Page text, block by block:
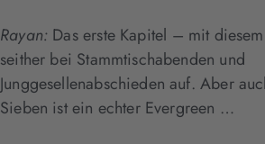
Rayan: Das erste Kapitel – mit
seither bei Stammtischabenden und
Junggesellenabschieden auf. Aber
Sieben ist ein echter Evergreen …